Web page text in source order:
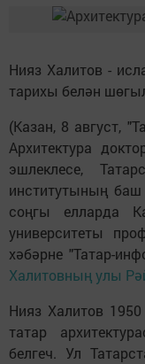
Нияз Халитов -
тарихы белән
(Казан, 8 август,
Архитектура
эшлеклесе,
институтының
соңгы елларда
университеты
хәбәрне "Татар-
Халитовның улы
Нияз Халитов
татар
белгеч. Ул